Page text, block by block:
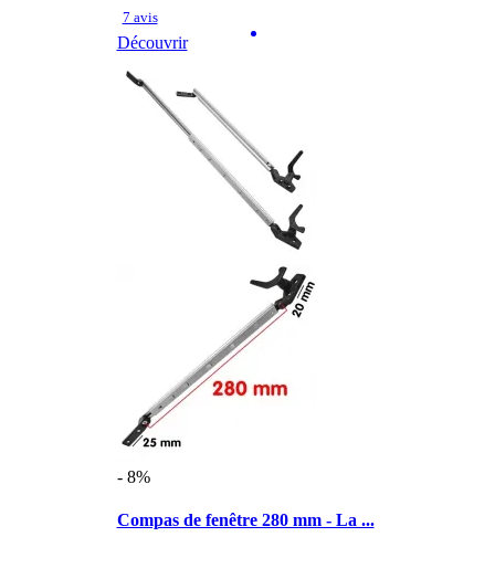
7 avis
Découvrir
- 8%
Compas de fenêtre 280 mm - La ...